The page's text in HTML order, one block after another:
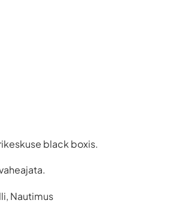
black boxis.
Nautimus